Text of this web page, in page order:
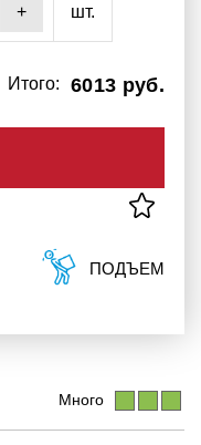
Много
+ шт.
6013 руб.
Итого:
ПОДЪЕМ